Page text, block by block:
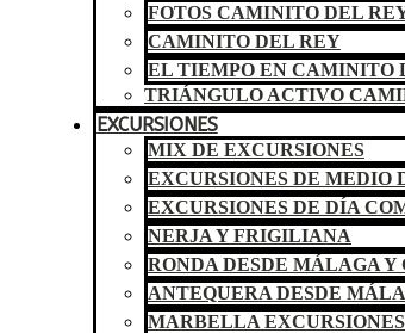
FOTOS CAMINITO DEL
CAMINITO DEL REY
EL TIEMPO EN CAMINITO
TRIÁNGULO ACTIVO
EXCURSIONES
MIX DE EXCURSIONES
EXCURSIONES DE MEDIO
EXCURSIONES DE DÍA
NERJA Y FRIGILIANA
RONDA DESDE MÁLAGA Y
ANTEQUERA DESDE
MARBELLA